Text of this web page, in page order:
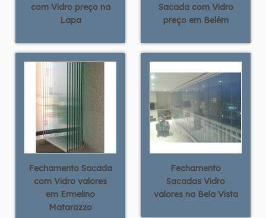
com Vidro preço na
Lapa
Sacada com Vidro
preço em Belém
Fechamento Sacada
com Vidro valores
em Ermelino
Matarazzo
Fechamento
Sacadas Vidro
valores na Bela Vista